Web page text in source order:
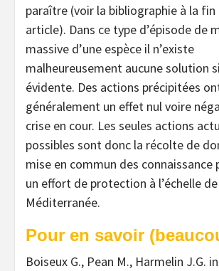
paraître (voir la bibliographie à la
article). Dans ce type d’épisode de
massive d’une espèce il n’existe
malheureusement aucune solution
évidente. Des actions précipitées
généralement un effet nul voire
crise en cour. Les seules actions
possibles sont donc la récolte de
mise en commun des connaissance
un effort de protection à l’échelle
Méditerranée.
Pour en savoir
Boiseux G., Pean M., Harmelin J.G.